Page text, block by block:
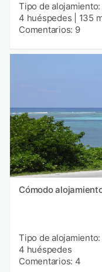
Tipo de
4 huéspedes
135
Comentarios: 9
Cómodo
Tipo de
4 huéspedes
Comentarios: 4